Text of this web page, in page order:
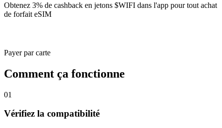
Obtenez 3% de cashback en jetons $WIFI dans l'app pour tout achat
de forfait eSIM
Payer par carte
Comment ça fonctionne
01
Vérifiez la compatibilité